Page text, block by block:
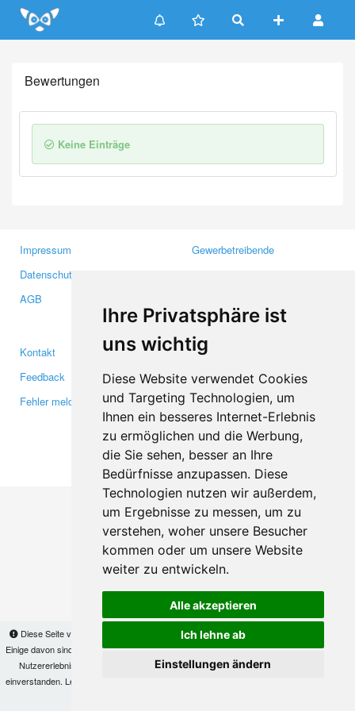
Ihre Privatsphäre ist
uns wichtig
Diese Website verwendet Cookies
und Targeting Technologien, um
Ihnen ein besseres Internet-Erlebnis
zu ermöglichen und die Werbung,
die Sie sehen, besser an Ihre
Bedürfnisse anzupassen. Diese
Technologien nutzen wir außerdem,
um Ergebnisse zu messen, um zu
verstehen, woher unsere Besucher
kommen oder um unsere Website
weiter zu entwickeln.
Alle akzeptieren
Ich lehne ab
Einstellungen ändern
Update cookies preferences
Diese Seite verwendet Cookies, um Informationen auf Ihrem Computer zu speichern.
Einige davon sind notwendig, damit unsere Seite funktioniert, andere helfen uns dabei, das
Nutzererlebnis zu verbessern. Mit der Nutzung dieser Seite erklären Sie sich damit
einverstanden. Lesen Sie unsere
Bewertungen
Keine Einträge
Impressum
Datenschutzerklärung
AGB
Gewerbetreibende
Medien
Kontakt
Feedback
Fehler melden
Facebook
Twitter
YouTube
Google+
Makis© Copyright 2026